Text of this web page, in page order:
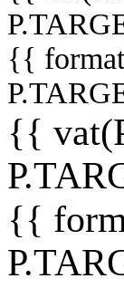
{{
{{
{{